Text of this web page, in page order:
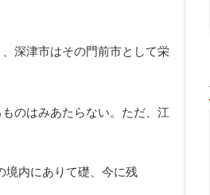
深津市はその門前市として栄
のはみあたらない。ただ、江
境内にありて礎、今に残